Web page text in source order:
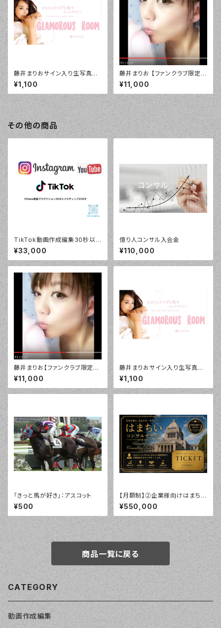
藤井まりおサイン入り生写真SE
T3枚入り税込
¥1,100
藤井まりお 【ファンクラブ限定】
デジタル「目覚まし」バージョ
ン！¥10800
¥11,000
その他の商品
TikTok動画作成編集30秒以
内
¥33,000
億り人コンサル入会金
¥110,000
藤井まりお【ファンクラブ限定】
デジタル「お休みなさい」バージ
ョン！¥10800
¥11,000
藤井まりおサイン入り生写真SE
T3枚入り税込
¥1,100
「きっと馬が好き」：アスコット
¥500
【月額制】②企業様向けはまちい
顧問チケット
¥550,000
商品一覧に戻る
CATEGORY
動画作成編集